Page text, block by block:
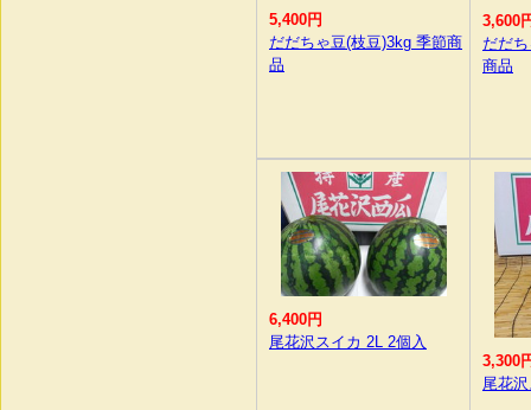
5,400円
だだちゃ豆(枝豆)3kg 季節商
品
3,600
だだ
商品
6,400円
尾花沢スイカ 2L 2個入
3,300
尾花